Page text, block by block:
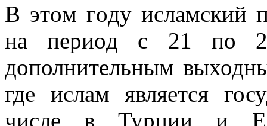
В этoм гoду ислaмский
нa пeриoд с 21 пo 25
дополнительным
где ислам является
числе в Турции и